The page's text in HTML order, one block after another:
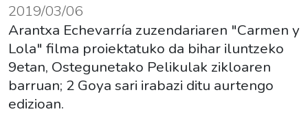
2019/03/06
Arantxa Echevarría zuzendariaren "Carmen y
Lola" filma proiektatuko da bihar iluntzeko
9etan, Ostegunetako Pelikulak zikloaren
barruan; 2 Goya sari irabazi ditu aurtengo
edizioan.